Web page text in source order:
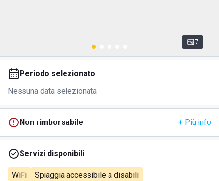
7
Periodo selezionato
Nessuna data selezionata
Non rimborsabile + Più info
Servizi disponibili
WiFi Spiaggia accessibile a disabili